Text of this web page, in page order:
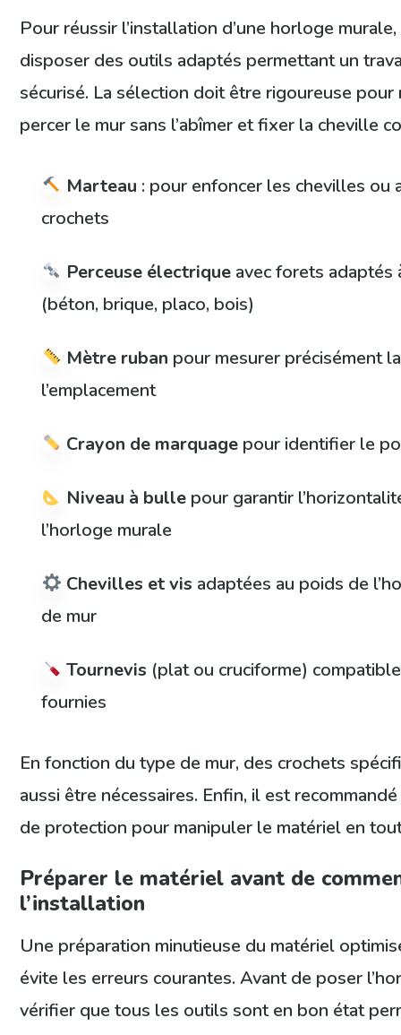
Pour réussir l’installation d’une horloge
disposer des outils adaptés permettant un
sécurisé. La sélection doit être rigoureuse pour
percer le mur sans l’abîmer et fixer la cheville
Marteau : pour enfoncer les chevilles ou
crochets
Perceuse électrique avec forets adaptés
(béton, brique, placo, bois)
Mètre ruban pour mesurer précisément
l’emplacement
Crayon de marquage pour identifier le
Niveau à bulle pour garantir
l’horloge murale
Chevilles et vis adaptées au poids de
de mur
Tournevis (plat ou cruciforme)
fournies
En fonction du type de mur, des crochets
aussi être nécessaires. Enfin, il est
de protection pour manipuler le matériel en
Préparer le matériel avant de
l’installation
Une préparation minutieuse du matériel
évite les erreurs courantes. Avant de poser
vérifier que tous les outils sont en bon état